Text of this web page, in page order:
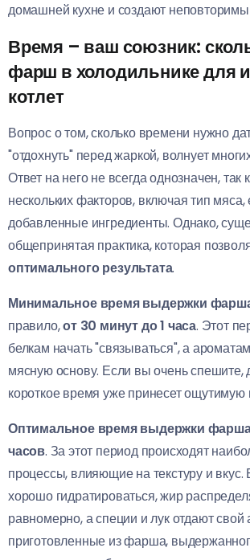
домашней кухне и создают
Время – ваш союзник:
фарш в холодильнике для
котлет
Вопрос о том, сколько времени нужно
"отдохнуть" перед жаркой, волнует
Ответ на него не всегда однозначен, так
нескольких факторов, включая тип мяса,
добавленные ингредиенты. Однако,
общепринятая практика, которая
оптимального результата.
Минимальное время выдержки
правило,от 30 минут до 1 часа. Этот
белкам начать "связываться", а
мясную основу. Если вы очень спешите,
короткое время уже принесет ощутимую
Оптимальное время выдержки
часов. За этот период происходят
процессы, влияющие на текстуру и вкус.
хорошо гидратироваться, жир
равномерно, а специи и лук отдают свой
приготовленные из фарша,